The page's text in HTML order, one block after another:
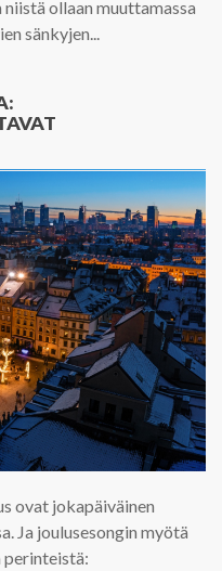
ollaan muuttamassa
sänkyjen...
ovat jokapäiväinen
Ja joulusesongin myötä
perinteistä: